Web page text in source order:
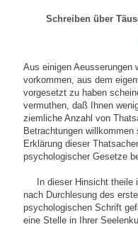
Schreiben über
Aus einigen Aeusserungen
vorkommen, aus dem
vorgesetzt zu haben
vermuthen, daß Ihnen
ziemliche Anzahl von
Betrachtungen
Erklärung dieser
psychologischer Gesetze
In dieser Hinsicht
nach Durchlesung des
psychologischen Schrift
eine Stelle in Ihrer